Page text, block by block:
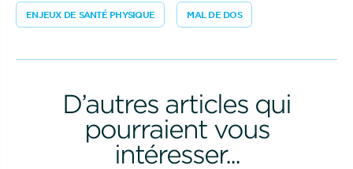
ENJEUX DE SANTÉ PHYSIQUE MAL DE DOS
D’autres articles qui
pourraient vous
intéresser...